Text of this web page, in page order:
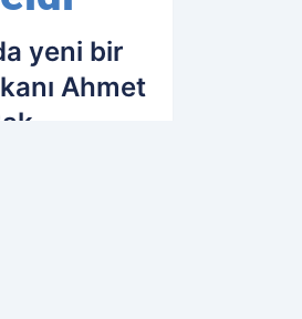
yeni bir
Ahmet